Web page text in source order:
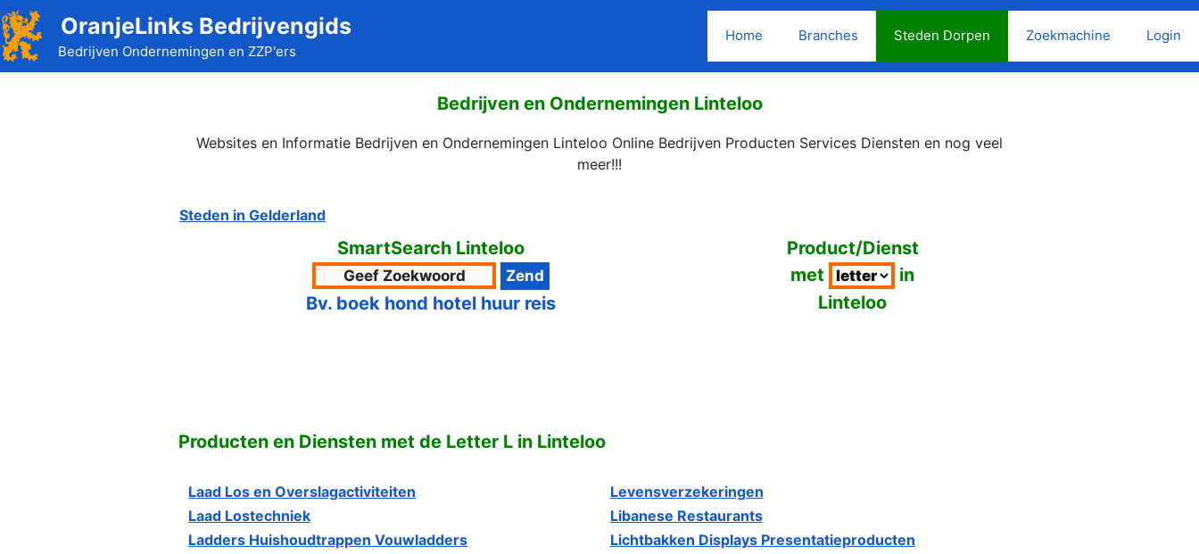
Ga
naar
de
inhoud
OranjeLinks Bedrijvengids
Bedrijven Ondernemingen en ZZP'ers
Home Branches Steden Dorpen Zoekmachine Login
Bedrijven en Ondernemingen Linteloo
Websites en Informatie Bedrijven en Ondernemingen Linteloo Online Bedrijven Producten Services Diensten en nog veel
meer!!!
Steden in Gelderland
SmartSearch Linteloo
Bv. boek hond hotel huur reis
Product/Dienst
met
in
Linteloo
Producten en Diensten met de Letter L in Linteloo
Laad Los en Overslagactiviteiten
Laad Lostechniek
Ladders Huishoudtrappen Vouwladders
Levensverzekeringen
Libanese Restaurants
Lichtbakken Displays Presentatieproducten